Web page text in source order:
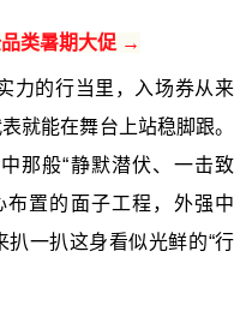
类暑期大促 →
力的行当里，入场券从来
就能在舞台上站稳脚跟。
那般“静默潜伏、一击致
布置的面子工程，外强中
一扒这身看似光鲜的“行